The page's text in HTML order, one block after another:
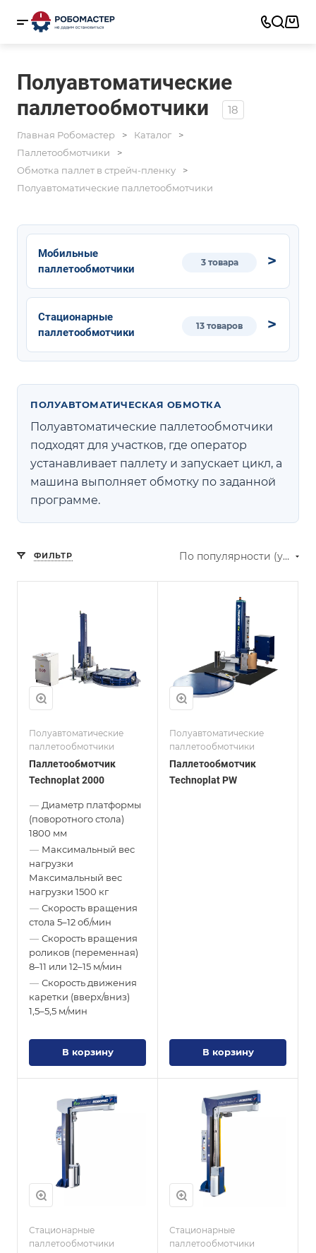
Полуавтоматические
паллетообмотчики
18
Главная Робомастер
Каталог
Паллетообмотчики
Обмотка паллет в стрейч-пленку
Полуавтоматические паллетообмотчики
Мобильные
паллетообмотчики
3 товара
Стационарные
паллетообмотчики
13 товаров
ПОЛУАВТОМАТИЧЕСКАЯ ОБМОТКА
Полуавтоматические паллетообмотчики
подходят для участков, где оператор
устанавливает паллету и запускает цикл, а
машина выполняет обмотку по заданной
программе.
ФИЛЬТР По популярности (убывание)
Полуавтоматические
паллетообмотчики
Паллетообмотчик
Technoplat 2000
— Диаметр платформы
(поворотного стола)
1800 мм
— Максимальный вес
нагрузки
Максимальный вес
нагрузки 1500 кг
— Скорость вращения
стола 5–12 об/мин
— Скорость вращения
роликов (переменная)
8–11 или 12–15 м/мин
— Скорость движения
каретки (вверх/вниз)
1,5–5,5 м/мин
В корзину
Полуавтоматические
паллетообмотчики
Паллетообмотчик
Technoplat PW
В корзину
Стационарные
паллетообмотчики
Стационарные
паллетообмотчики